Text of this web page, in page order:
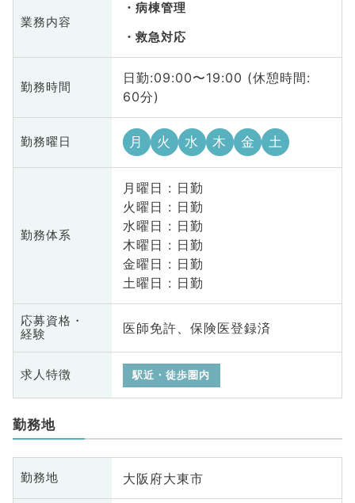
業務内容
病棟管理
救急対応
勤務時間
日勤:09:00〜19:00 (休憩時間:
60分)
勤務曜日 月 火 水 木 金 土
勤務体系
月曜日 : 日勤
火曜日 : 日勤
水曜日 : 日勤
木曜日 : 日勤
金曜日 : 日勤
土曜日 : 日勤
応募資格・
経験
医師免許、保険医登録済
求人特徴 駅近・徒歩圏内
勤務地
勤務地 大阪府大東市